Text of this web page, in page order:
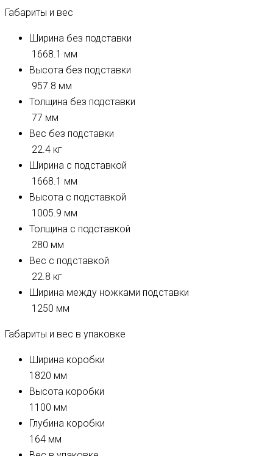
Габариты и вес
Ширина без подставки
1668.1 мм
Высота без подставки
957.8 мм
Толщина без подставки
77 мм
Вес без подставки
22.4 кг
Ширина с подставкой
1668.1 мм
Высота с подставкой
1005.9 мм
Толщина с подставкой
280 мм
Вес с подставкой
22.8 кг
Ширина между ножками подставки
1250 мм
Габариты и вес в упаковке
Ширина коробки
1820 мм
Высота коробки
1100 мм
Глубина коробки
164 мм